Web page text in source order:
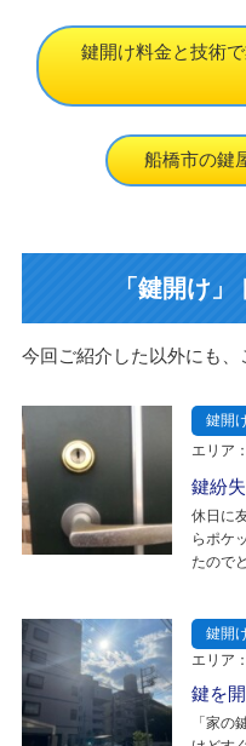
鍵開け料金と技術
船橋市の鍵
「鍵開け
今回ご紹介した以外にも、
鍵開
エリア：
鍵紛
休日に
らポケ
たので
鍵開
エリア
鍵を
「家